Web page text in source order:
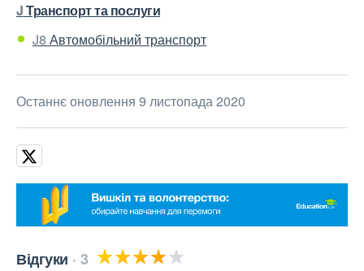
JТранспорт та послуги
J8 Автомобільний транспорт
Останнє оновлення 9 листопада 2020
Відгуки 3